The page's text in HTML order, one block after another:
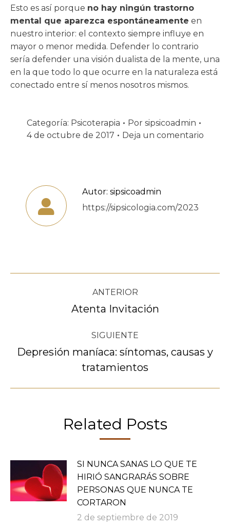
Esto es así porque no hay ningún trastorno
mental que aparezca espontáneamente en
nuestro interior: el contexto siempre influye en
mayor o menor medida. Defender lo contrario
sería defender una visión dualista de la mente, una
en la que todo lo que ocurre en la naturaleza está
conectado entre sí menos nosotros mismos.
Categoría: Psicoterapia Por sipsicoadmin
4 de octubre de 2017
Deja un comentario
Autor: sipsicoadmin
https://sipsicologia.com/2023
Navegación
publicaciones
ANTERIOR
Publicación
Atenta Invitación
SIGUIENTE
Publicación
siguiente:
Depresión maníaca: síntomas, causas y
tratamientos
Related Posts
SI NUNCA SANAS LO QUE TE
HIRIÓ SANGRARÁS SOBRE
PERSONAS QUE NUNCA TE
CORTARON
2 de septiembre de 2019